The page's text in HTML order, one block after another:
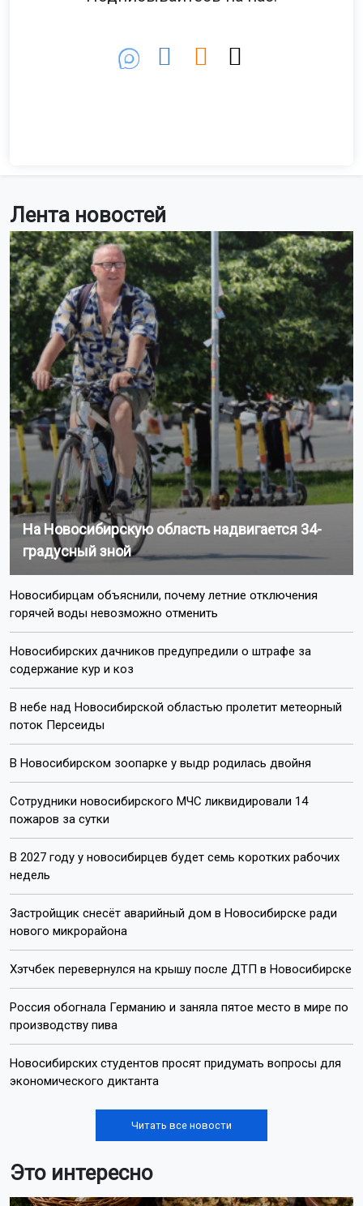
Лента новостей
На Новосибирскую область надвигается 34-
градусный зной
Новосибирцам объяснили, почему летние отключения
горячей воды невозможно отменить
Новосибирских дачников предупредили о штрафе за
содержание кур и коз
В небе над Новосибирской областью пролетит метеорный
поток Персеиды
В Новосибирском зоопарке у выдр родилась двойня
Сотрудники новосибирского МЧС ликвидировали 14
пожаров за сутки
В 2027 году у новосибирцев будет семь коротких рабочих
недель
Застройщик снесёт аварийный дом в Новосибирске ради
нового микрорайона
Хэтчбек перевернулся на крышу после ДТП в Новосибирске
Россия обогнала Германию и заняла пятое место в мире по
производству пива
Новосибирских студентов просят придумать вопросы для
экономического диктанта
Читать все новости
Это интересно